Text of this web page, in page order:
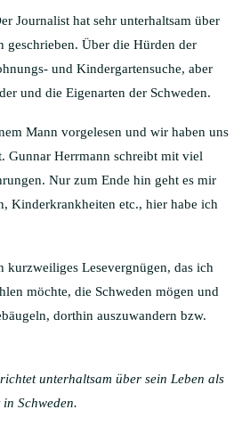
Journalist hat sehr unterhaltsam über
geschrieben. Über die Hürden der
und Kindergartensuche, aber
und die Eigenarten der Schweden.
Mann vorgelesen und wir haben uns
Gunnar Herrmann schreibt mit viel
Nur zum Ende hin geht es mir
Kinderkrankheiten etc., hier habe ich
kurzweiliges Lesevergnügen, das ich
möchte, die Schweden mögen und
dorthin auszuwandern bzw.
unterhaltsam über sein Leben als
Schweden.